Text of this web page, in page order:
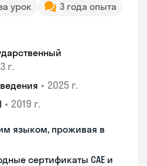
урок
3 года опыта
г.
• 2025 г.
• 2019 г.
языком, проживая в
сертификаты CAE и